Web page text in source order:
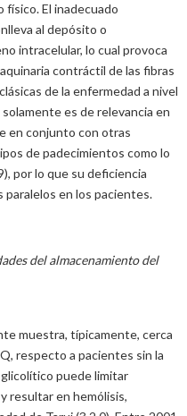
El inadecuado
al depósito o
intracelular, lo cual provoca
contráctil de las fibras
de la enfermedad a nivel
solamente es de relevancia en
en conjunto con otras
de padecimientos como lo
por lo que su deficiencia
en los pacientes.
del almacenamiento del
muestra, típicamente, cerca
respecto a pacientes sin la
puede limitar
resultar en hemólisis,